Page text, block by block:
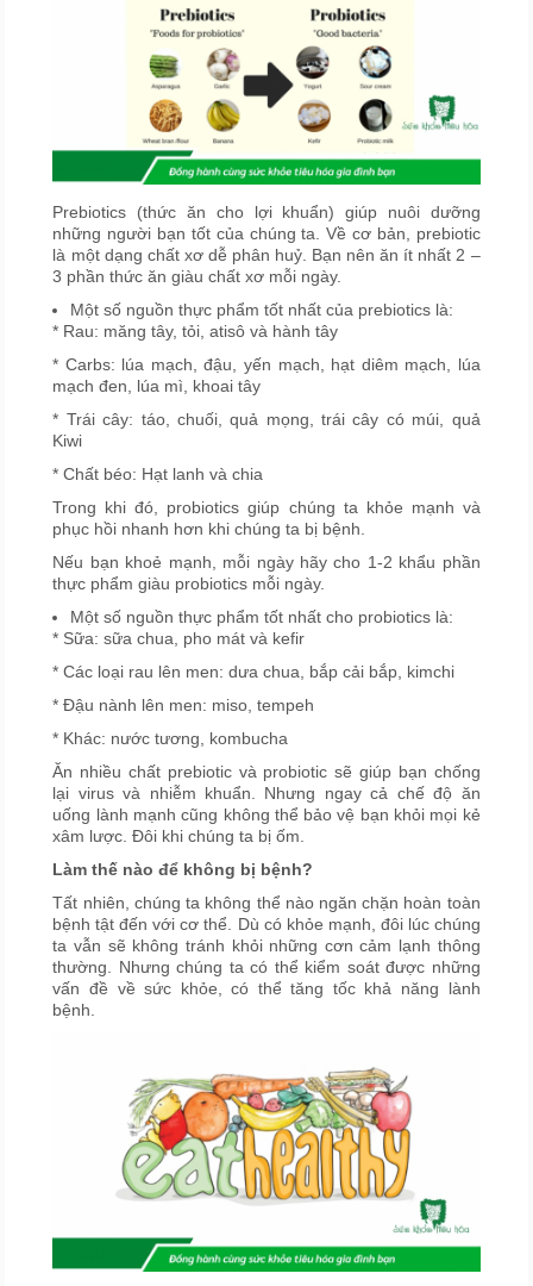
Prebiotics (thức ăn cho lợi khuẩn) giúp nuôi dưỡng
những người bạn tốt của chúng ta. Về cơ bản, prebiotic
là một dạng chất xơ dễ phân huỷ. Bạn nên ăn ít nhất 2 –
3 phần thức ăn giàu chất xơ mỗi ngày.
Một số nguồn thực phẩm tốt nhất của prebiotics là:
* Rau: măng tây, tỏi, atisô và hành tây
* Carbs: lúa mạch, đậu, yến mạch, hạt diêm mạch, lúa
mạch đen, lúa mì, khoai tây
* Trái cây: táo, chuối, quả mọng, trái cây có múi, quả
Kiwi
* Chất béo: Hạt lanh và chia
Trong khi đó, probiotics giúp chúng ta khỏe mạnh và
phục hồi nhanh hơn khi chúng ta bị bệnh.
Nếu bạn khoẻ mạnh, mỗi ngày hãy cho 1-2 khẩu phần
thực phẩm giàu probiotics mỗi ngày.
Một số nguồn thực phẩm tốt nhất cho probiotics là:
* Sữa: sữa chua, pho mát và kefir
* Các loại rau lên men: dưa chua, bắp cải bắp, kimchi
* Đậu nành lên men: miso, tempeh
* Khác: nước tương, kombucha
Ăn nhiều chất prebiotic và probiotic sẽ giúp bạn chống
lại virus và nhiễm khuẩn. Nhưng ngay cả chế độ ăn
uống lành mạnh cũng không thể bảo vệ bạn khỏi mọi kẻ
xâm lược. Đôi khi chúng ta bị ốm.
Làm thế nào để không bị bệnh?
Tất nhiên, chúng ta không thể nào ngăn chặn hoàn toàn
bệnh tật đến với cơ thể. Dù có khỏe mạnh, đôi lúc chúng
ta vẫn sẽ không tránh khỏi những cơn cảm lạnh thông
thường. Nhưng chúng ta có thể kiểm soát được những
vấn đề về sức khỏe, có thể tăng tốc khả năng lành
bệnh.